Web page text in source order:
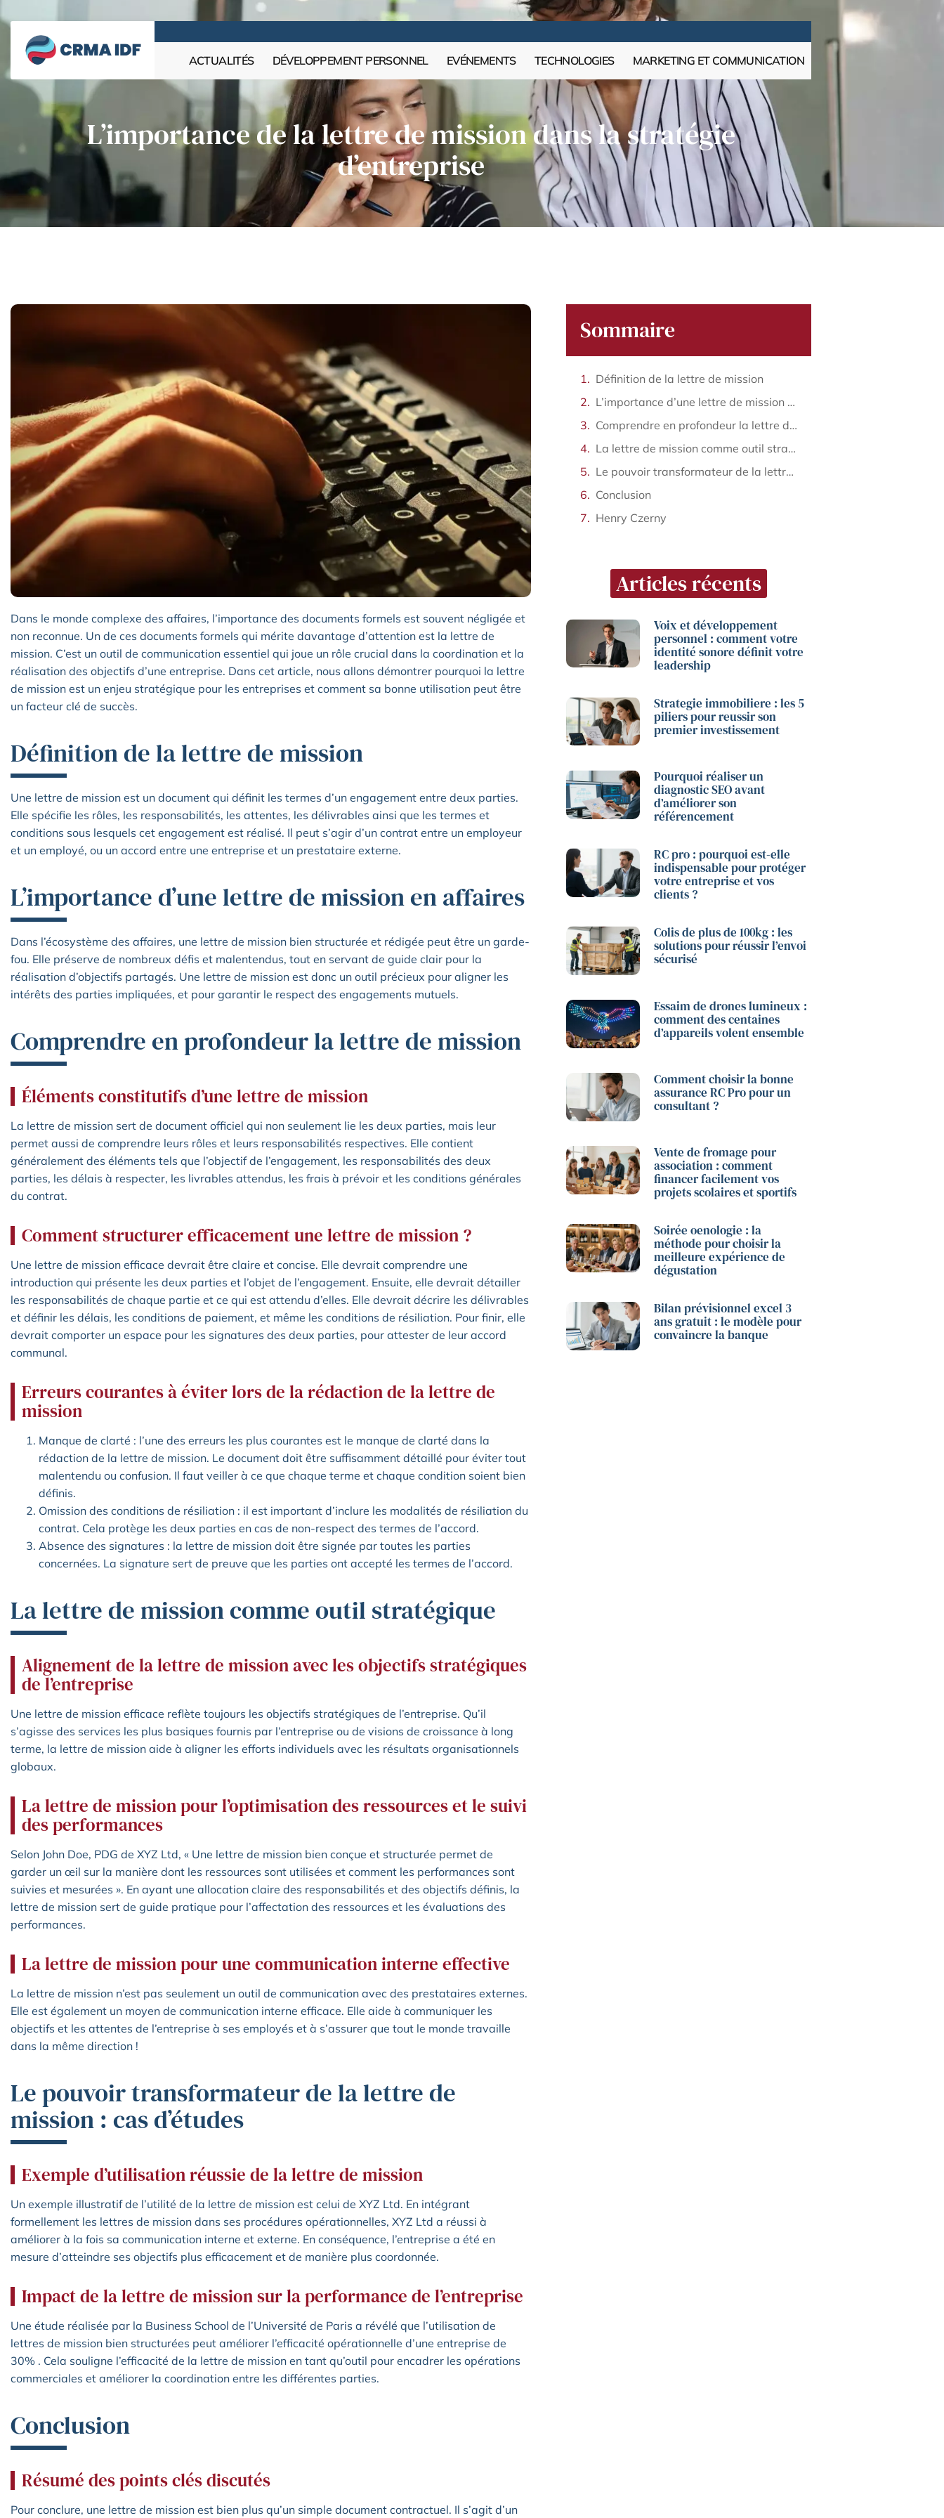
ACTUALITÉS DÉVELOPPEMENT PERSONNEL EVÉNEMENTS TECHNOLOGIES MARKETING ET COMMUNICATION
L’importance de la lettre de mission dans la stratégie
d’entreprise
Dans le monde complexe des affaires, l’importance des documents formels est souvent négligée et
non reconnue. Un de ces documents formels qui mérite davantage d’attention est la lettre de
mission. C’est un outil de communication essentiel qui joue un rôle crucial dans la coordination et la
réalisation des objectifs d’une entreprise. Dans cet article, nous allons démontrer pourquoi la lettre
de mission est un enjeu stratégique pour les entreprises et comment sa bonne utilisation peut être
un facteur clé de succès.
Définition de la lettre de mission
Une lettre de mission est un document qui définit les termes d’un engagement entre deux parties.
Elle spécifie les rôles, les responsabilités, les attentes, les délivrables ainsi que les termes et
conditions sous lesquels cet engagement est réalisé. Il peut s’agir d’un contrat entre un employeur
et un employé, ou un accord entre une entreprise et un prestataire externe.
L’importance d’une lettre de mission en affaires
Dans l’écosystème des affaires, une lettre de mission bien structurée et rédigée peut être un garde-
fou. Elle préserve de nombreux défis et malentendus, tout en servant de guide clair pour la
réalisation d’objectifs partagés. Une lettre de mission est donc un outil précieux pour aligner les
intérêts des parties impliquées, et pour garantir le respect des engagements mutuels.
Comprendre en profondeur la lettre de mission
Éléments constitutifs d’une lettre de mission
La lettre de mission sert de document officiel qui non seulement lie les deux parties, mais leur
permet aussi de comprendre leurs rôles et leurs responsabilités respectives. Elle contient
généralement des éléments tels que l’objectif de l’engagement, les responsabilités des deux
parties, les délais à respecter, les livrables attendus, les frais à prévoir et les conditions générales
du contrat.
Comment structurer efficacement une lettre de mission ?
Une lettre de mission efficace devrait être claire et concise. Elle devrait comprendre une
introduction qui présente les deux parties et l’objet de l’engagement. Ensuite, elle devrait détailler
les responsabilités de chaque partie et ce qui est attendu d’elles. Elle devrait décrire les délivrables
et définir les délais, les conditions de paiement, et même les conditions de résiliation. Pour finir, elle
devrait comporter un espace pour les signatures des deux parties, pour attester de leur accord
communal.
Erreurs courantes à éviter lors de la rédaction de la lettre de
mission
Manque de clarté : l’une des erreurs les plus courantes est le manque de clarté dans la
rédaction de la lettre de mission. Le document doit être suffisamment détaillé pour éviter tout
malentendu ou confusion. Il faut veiller à ce que chaque terme et chaque condition soient bien
définis.
Omission des conditions de résiliation : il est important d’inclure les modalités de résiliation du
contrat. Cela protège les deux parties en cas de non-respect des termes de l’accord.
Absence des signatures : la lettre de mission doit être signée par toutes les parties
concernées. La signature sert de preuve que les parties ont accepté les termes de l’accord.
La lettre de mission comme outil stratégique
Alignement de la lettre de mission avec les objectifs stratégiques
de l’entreprise
Une lettre de mission efficace reflète toujours les objectifs stratégiques de l’entreprise. Qu’il
s’agisse des services les plus basiques fournis par l’entreprise ou de visions de croissance à long
terme, la lettre de mission aide à aligner les efforts individuels avec les résultats organisationnels
globaux.
La lettre de mission pour l’optimisation des ressources et le suivi
des performances
Selon John Doe, PDG de XYZ Ltd, « Une lettre de mission bien conçue et structurée permet de
garder un œil sur la manière dont les ressources sont utilisées et comment les performances sont
suivies et mesurées ». En ayant une allocation claire des responsabilités et des objectifs définis, la
lettre de mission sert de guide pratique pour l’affectation des ressources et les évaluations des
performances.
La lettre de mission pour une communication interne effective
La lettre de mission n’est pas seulement un outil de communication avec des prestataires externes.
Elle est également un moyen de communication interne efficace. Elle aide à communiquer les
objectifs et les attentes de l’entreprise à ses employés et à s’assurer que tout le monde travaille
dans la même direction !
Le pouvoir transformateur de la lettre de
mission : cas d’études
Exemple d’utilisation réussie de la lettre de mission
Un exemple illustratif de l’utilité de la lettre de mission est celui de XYZ Ltd. En intégrant
formellement les lettres de mission dans ses procédures opérationnelles, XYZ Ltd a réussi à
améliorer à la fois sa communication interne et externe. En conséquence, l’entreprise a été en
mesure d’atteindre ses objectifs plus efficacement et de manière plus coordonnée.
Impact de la lettre de mission sur la performance de l’entreprise
Une étude réalisée par la Business School de l’Université de Paris a révélé que l’utilisation de
lettres de mission bien structurées peut améliorer l’efficacité opérationnelle d’une entreprise de
30% . Cela souligne l’efficacité de la lettre de mission en tant qu’outil pour encadrer les opérations
commerciales et améliorer la coordination entre les différentes parties.
Conclusion
Résumé des points clés discutés
Pour conclure, une lettre de mission est bien plus qu’un simple document contractuel. Il s’agit d’un
Sommaire
Définition de la lettre de mission
L’importance d’une lettre de mission en affaires
Comprendre en profondeur la lettre de mission
La lettre de mission comme outil stratégique
Le pouvoir transformateur de la lettre de mission : cas d’études
Conclusion
Henry Czerny
Articles récents
Voix et développement
personnel : comment votre
identité sonore définit votre
leadership
Strategie immobiliere : les 5
piliers pour reussir son
premier investissement
Pourquoi réaliser un
diagnostic SEO avant
d’améliorer son
référencement
RC pro : pourquoi est-elle
indispensable pour protéger
votre entreprise et vos
clients ?
Colis de plus de 100kg : les
solutions pour réussir l’envoi
sécurisé
Essaim de drones lumineux :
comment des centaines
d’appareils volent ensemble
Comment choisir la bonne
assurance RC Pro pour un
consultant ?
Vente de fromage pour
association : comment
financer facilement vos
projets scolaires et sportifs
Soirée oenologie : la
méthode pour choisir la
meilleure expérience de
dégustation
Bilan prévisionnel excel 3
ans gratuit : le modèle pour
convaincre la banque